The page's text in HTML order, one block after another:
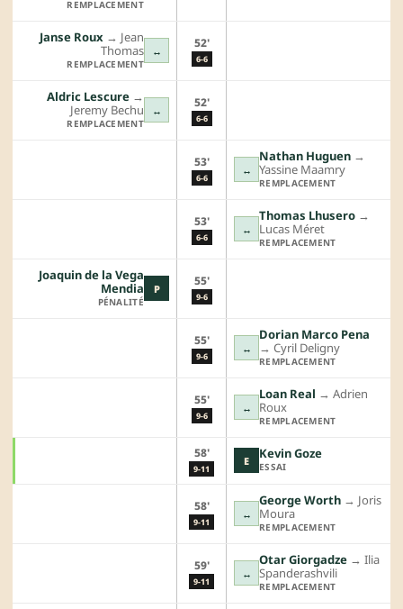
REMPLACEMENT
↔
Janse Roux →︎ Jean
Thomas
REMPLACEMENT
52'
6-6
↔
Aldric Lescure →︎
Jeremy Bechu
REMPLACEMENT
52'
6-6
53'
6-6
↔
Nathan Huguen →︎
Yassine Maamry
REMPLACEMENT
53'
6-6
↔
Thomas Lhusero →︎
Lucas Méret
REMPLACEMENT
P
Joaquin de la Vega
Mendia
PÉNALITÉ
55'
9-6
55'
9-6
↔
Dorian Marco Pena
→︎ Cyril Deligny
REMPLACEMENT
55'
9-6
↔
Loan Real →︎ Adrien
Roux
REMPLACEMENT
58'
9-11
E Kevin Goze
ESSAI
58'
9-11
↔
George Worth →︎ Joris
Moura
REMPLACEMENT
59'
9-11
↔
Otar Giorgadze →︎ Ilia
Spanderashvili
REMPLACEMENT